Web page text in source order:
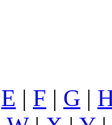
E | F | G |